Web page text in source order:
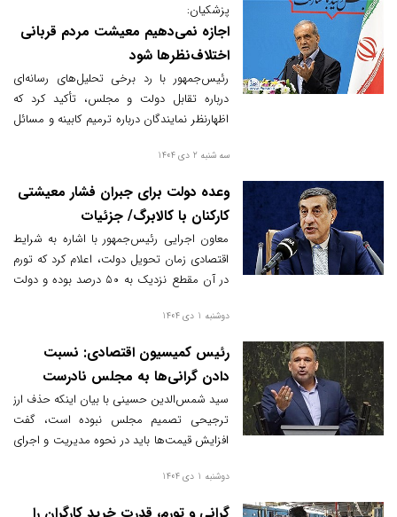
هزینه سنگین واردات بنزین را هم‌تراز یارانه
کالاهای اساسی دانست و بر ضرورت مدیریت
مصرف انرژی تأکید کرد.
پزشکیان:
اجازه نمی‌دهیم معیشت مردم قربانی
اختلاف‌نظرها شود
رئیس‌جمهور با رد برخی تحلیل‌های رسانه‌ای
درباره تقابل دولت و مجلس، تأکید کرد که
اظهارنظر نمایندگان درباره ترمیم کابینه و مسائل
با تعامل و گفت‌وگو به دنبال حل اولویت‌های
سه شنبه 2 دی 1404
وعده دولت برای جبران فشار معیشتی
کارکنان با کالابرگ/ جزئیات
معاون اجرایی رئیس‌جمهور با اشاره به شرایط
اقتصادی زمان تحویل دولت، اعلام کرد که تورم
در آن مقطع نزدیک به ۵۰ درصد بوده و دولت
کالابرگ استفاده خواهد کرد.
دوشنبه 1 دی 1404
رئیس کمیسیون اقتصادی: نسبت
دادن گرانی‌ها به مجلس نادرست
است
سید شمس‌الدین حسینی با بیان اینکه حذف ارز
ترجیحی تصمیم مجلس نبوده است، گفت
افزایش قیمت‌ها باید در نحوه مدیریت و اجرای
قانون‌گذاری مجلس.
دوشنبه 1 دی 1404